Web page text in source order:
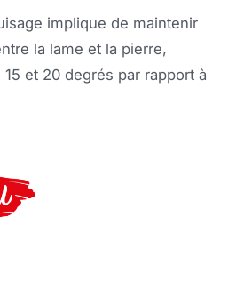
implique de maintenir
la lame et la pierre,
et 20 degrés par rapport à